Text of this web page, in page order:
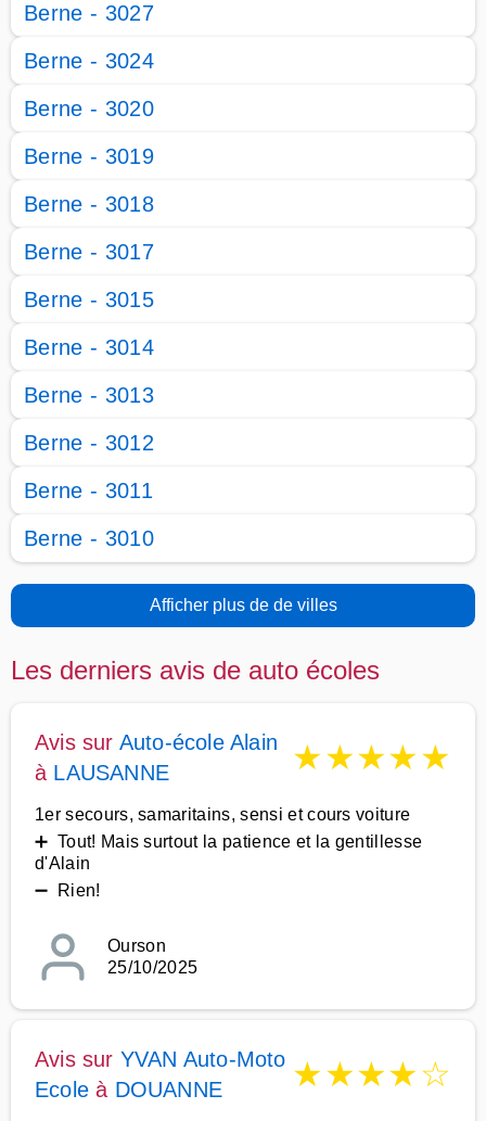
Berne - 3027
Berne - 3024
Berne - 3020
Berne - 3019
Berne - 3018
Berne - 3017
Berne - 3015
Berne - 3014
Berne - 3013
Berne - 3012
Berne - 3011
Berne - 3010
Afficher plus de de villes
Les derniers avis de auto écoles
Avis sur Auto-école Alain
à LAUSANNE ★★★★★
1er secours, samaritains, sensi et cours voiture
➕ Tout! Mais surtout la patience et la gentillesse
d'Alain
➖ Rien!
Ourson
25/10/2025
Avis sur YVAN Auto-Moto
Ecole à DOUANNE ★★★★☆